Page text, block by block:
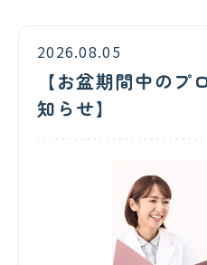
2026.08.05
【お盆期間中のプ
知らせ】